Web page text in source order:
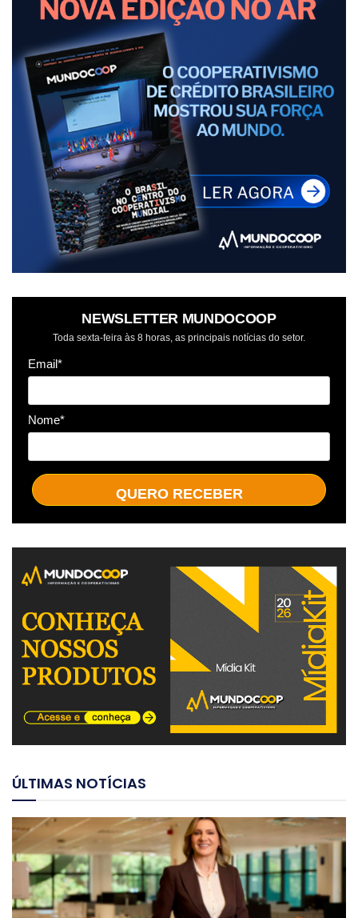
NEWSLETTER MUNDOCOOP
Toda sexta-feira às 8 horas, as principais notícias do setor.
Email*
Nome*
QUERO RECEBER
ÚLTIMAS NOTÍCIAS